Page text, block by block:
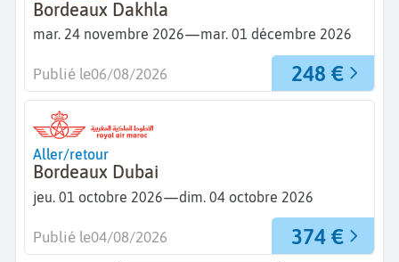
Bordeaux Dakhla
mar. 24 novembre 2026—mar. 01 décembre 2026
248 €
Publié le06/08/2026
Aller/retour
Bordeaux Dubai
jeu. 01 octobre 2026—dim. 04 octobre 2026
374 €
Publié le04/08/2026